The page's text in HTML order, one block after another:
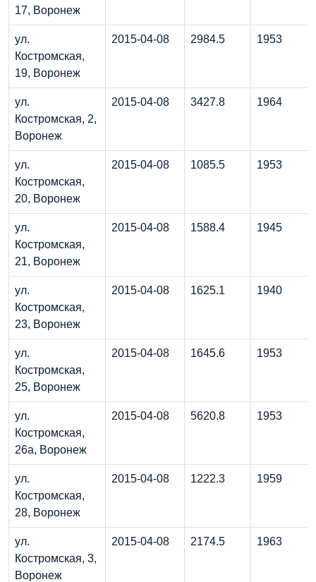
17, Воронеж
ул.
Костромская,
19, Воронеж
2015-04-08 2984.5 1953
ул.
Костромская, 2,
Воронеж
2015-04-08 3427.8 1964
ул.
Костромская,
20, Воронеж
2015-04-08 1085.5 1953
ул.
Костромская,
21, Воронеж
2015-04-08 1588.4 1945
ул.
Костромская,
23, Воронеж
2015-04-08 1625.1 1940
ул.
Костромская,
25, Воронеж
2015-04-08 1645.6 1953
ул.
Костромская,
26а, Воронеж
2015-04-08 5620.8 1953
ул.
Костромская,
28, Воронеж
2015-04-08 1222.3 1959
ул.
Костромская, 3,
Воронеж
2015-04-08 2174.5 1963